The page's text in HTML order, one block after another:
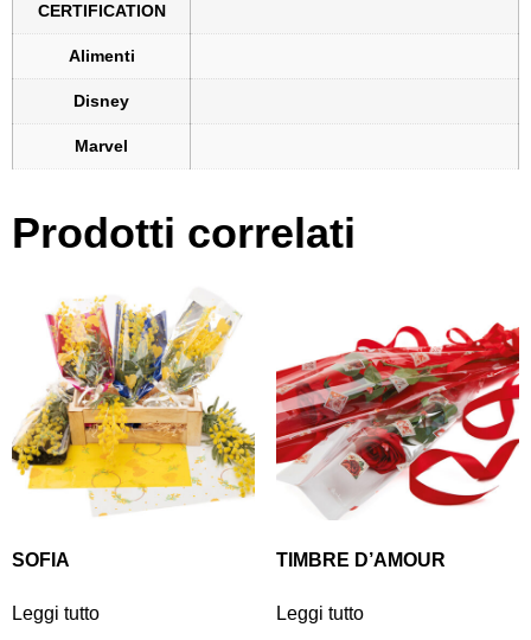
CERTIFICATION
Alimenti
Disney
Marvel
Prodotti correlati
SOFIA
Leggi tutto
TIMBRE D’AMOUR
Leggi tutto